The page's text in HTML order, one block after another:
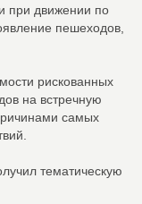
при движении по
пешеходов,
рискованных
на встречную
самых
тематическую